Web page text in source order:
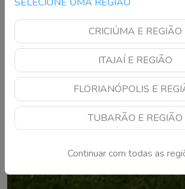
CRICIÚMA E REGIÃO
ITAJAÍ E REGIÃO
FLORIANÓPOLIS E
TUBARÃO E REGIÃO
Continuar com todas as